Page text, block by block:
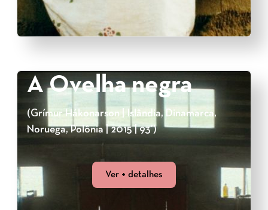
A Ovelha negra
(Grímur Hákonarson | Islândia, Dinamarca,
Noruega, Polônia | 2015 | 93’)
Ver + detalhes